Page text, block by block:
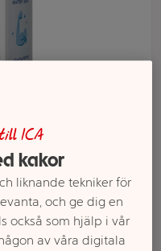
butikerna
ICA
kakor
liknande tekniker för
och ge dig en
också som hjälp i vår
av våra digitala